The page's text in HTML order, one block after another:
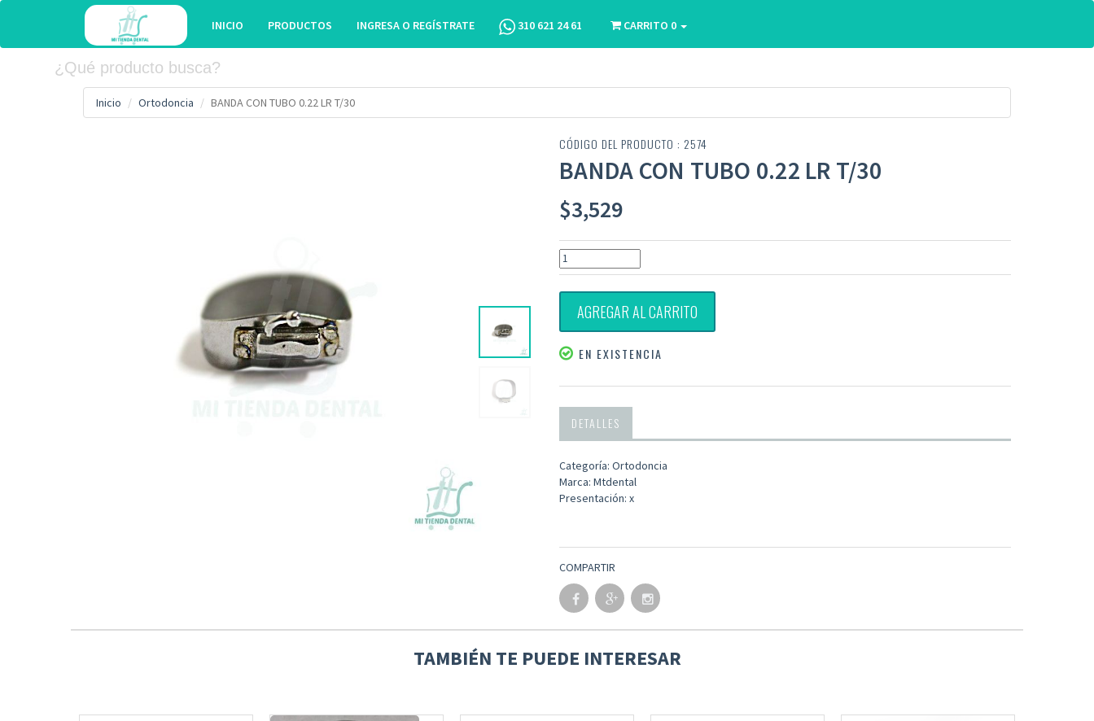
INICIO PRODUCTOS INGRESA O REGÍSTRATE 310 621 24 61 CARRITO 0
Inicio Ortodoncia BANDA CON TUBO 0.22 LR T/30
CÓDIGO DEL PRODUCTO : 2574
BANDA CON TUBO 0.22 LR T/30
$3,529
AGREGAR AL CARRITO
EN EXISTENCIA
DETALLES
Categoría: Ortodoncia
Marca: Mtdental
Presentación: x
COMPARTIR
TAMBIÉN TE PUEDE INTERESAR